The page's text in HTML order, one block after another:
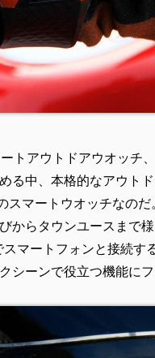
トアウトドアウオッチ
る中、本格的なアウト
スマートウオッチなのだ
からタウンユースまで
マートフォンと接続す
シーンで役立つ機能に